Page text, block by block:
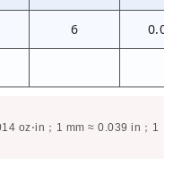
6 0.037
oz⋅in；1 mm ≈ 0.039 in；1